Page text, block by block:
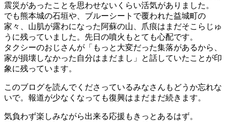
震災があったことを思わせないくらい活気がありました。
でも熊本城の石垣や、ブルーシートで覆われた益城町の
家々、山肌が露わになった阿蘇の山、爪痕はまだそこらじゅ
うに残っていました。先日の噴火もとても心配です。
タクシーのおじさんが「もっと大変だった集落があるから、
家が損壊しなかった自分はまだまし」と話していたことが印
象に残っています。
このブログを読んでくださっているみなさんもどうか忘れな
いで。報道が少なくなっても復興はまだまだ続きます。
気負わず楽しみながら出来る応援もきっとあるはず。